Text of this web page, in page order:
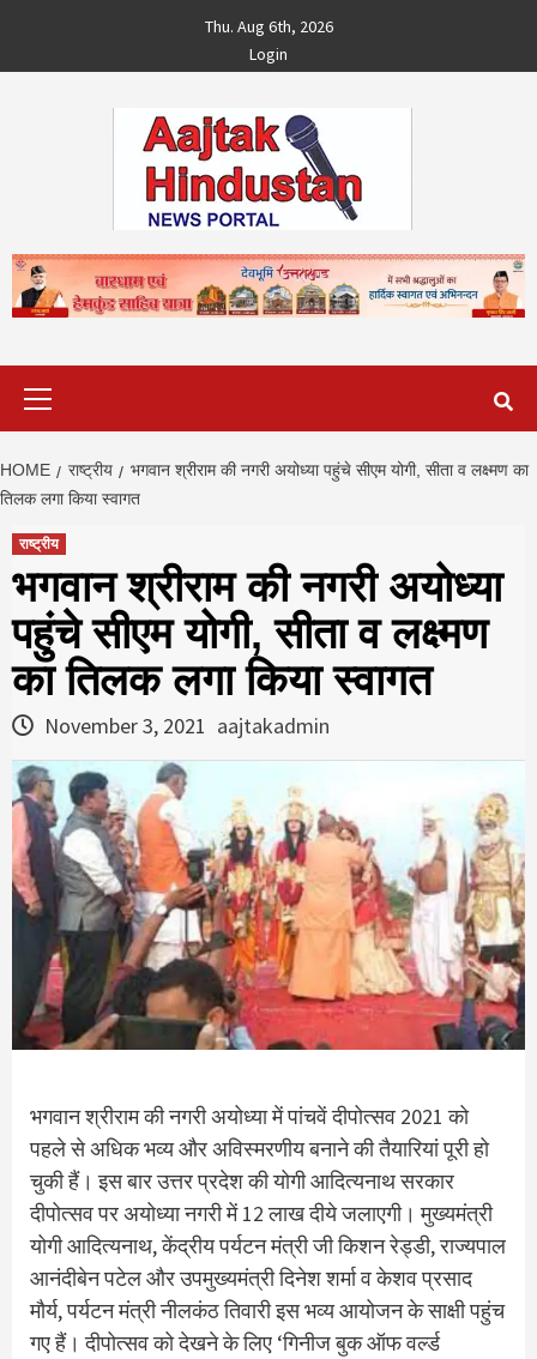
content
Thu. Aug 6th, 2026
Login
HOME राष्ट्रीय
भगवान श्रीराम की नगरी अयोध्या पहुंचे सीएम योगी, सीता व लक्ष्मण का
तिलक लगा किया स्वागत
राष्ट्रीय
भगवान श्रीराम की नगरी अयोध्या
पहुंचे सीएम योगी, सीता व लक्ष्मण
का तिलक लगा किया स्वागत
November 3, 2021 aajtakadmin
भगवान श्रीराम की नगरी अयोध्या में पांचवें दीपोत्सव 2021 को
पहले से अधिक भव्य और अविस्मरणीय बनाने की तैयारियां पूरी हो
चुकी हैं। इस बार उत्तर प्रदेश की योगी आदित्यनाथ सरकार
दीपोत्सव पर अयोध्या नगरी में 12 लाख दीये जलाएगी। मुख्यमंत्री
योगी आदित्यनाथ, केंद्रीय पर्यटन मंत्री जी किशन रेड्डी, राज्यपाल
आनंदीबेन पटेल और उपमुख्यमंत्री दिनेश शर्मा व केशव प्रसाद
मौर्य, पर्यटन मंत्री नीलकंठ तिवारी इस भव्य आयोजन के साक्षी पहुंच
गए हैं। दीपोत्सव को देखने के लिए ‘गिनीज बुक ऑफ वर्ल्ड